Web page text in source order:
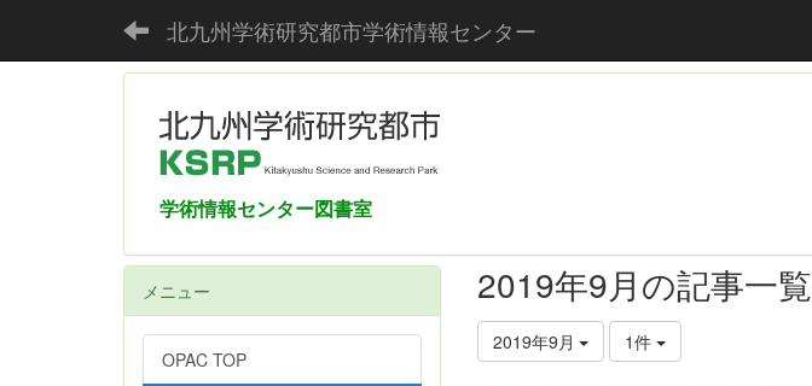
北九州学術研究都市学術情報センター
学術情報センター図書室
2019年9月の記事一覧
2019年9月 1件
メニュー
OPAC TOP